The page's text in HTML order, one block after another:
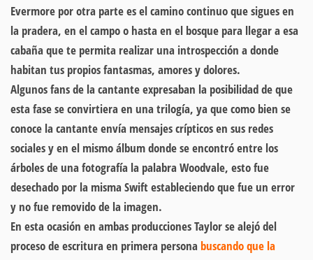
Evermore por otra parte es el camino continuo que sigues en
la pradera, en el campo o hasta en el bosque para llegar a esa
cabaña que te permita realizar una introspección a donde
habitan tus propios fantasmas, amores y dolores.
Algunos fans de la cantante expresaban la posibilidad de que
esta fase se convirtiera en una trilogía, ya que como bien se
conoce la cantante envía mensajes crípticos en sus redes
sociales y en el mismo álbum donde se encontró entre los
árboles de una fotografía la palabra Woodvale, esto fue
desechado por la misma Swift estableciendo que fue un error
y no fue removido de la imagen.
En esta ocasión en ambas producciones Taylor se alejó del
proceso de escritura en primera persona buscando que la